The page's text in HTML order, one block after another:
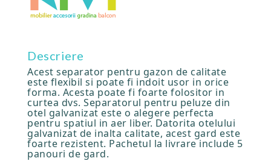
Descriere
Acest separator pentru gazon de calitate
este flexibil si poate fi indoit usor in orice
forma. Acesta poate fi foarte folositor in
curtea dvs. Separatorul pentru peluze din
otel galvanizat este o alegere perfecta
pentru spatiul in aer liber. Datorita otelului
galvanizat de inalta calitate, acest gard este
foarte rezistent. Pachetul la livrare include 5
panouri de gard.